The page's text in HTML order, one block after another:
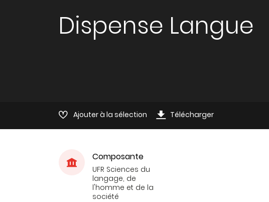
Dispense Langue
Ajouter à la sélection Télécharger
Composante
UFR Sciences du
langage, de
l'homme et de la
société